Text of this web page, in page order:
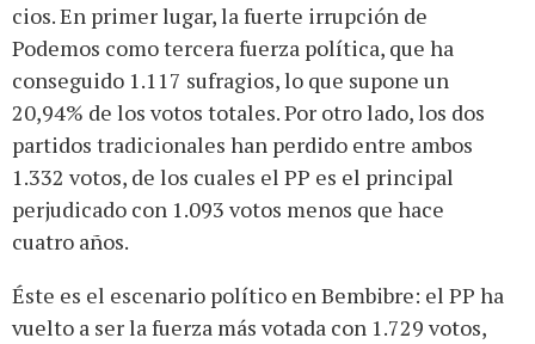
cios. En primer lugar, la fuerte irrupción de
Podemos como tercera fuerza política, que ha
conseguido 1.117 sufragios, lo que supone un
20,94% de los votos totales. Por otro lado, los dos
partidos tradicionales han perdido entre ambos
1.332 votos, de los cuales el PP es el principal
perjudicado con 1.093 votos menos que hace
cuatro años.
Éste es el escenario político en Bembibre: el PP ha
vuelto a ser la fuerza más votada con 1.729 votos,